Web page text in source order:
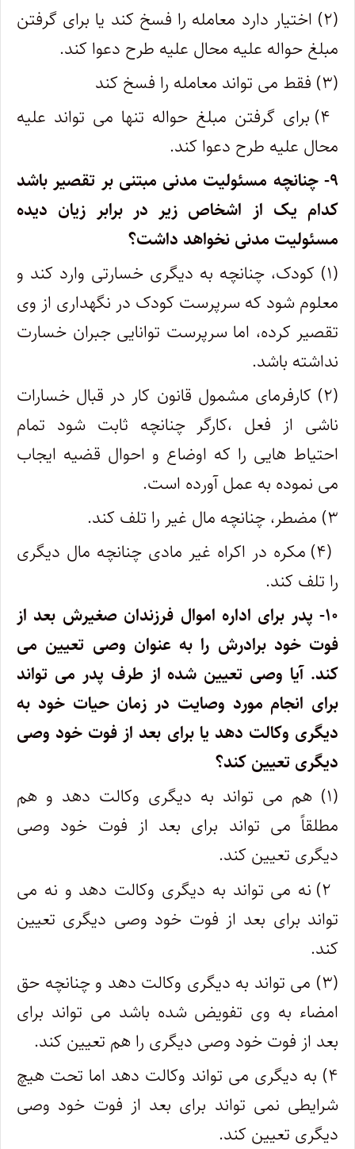
(۲) اختیار دارد معامله را فسخ کند یا برای گرفتن
مبلغ حواله علیه محال علیه طرح دعوا کند.
(۳) فقط می تواند معامله را فسخ کند
۴) برای گرفتن مبلغ حواله تنها می تواند علیه
محال علیه طرح دعوا کند.
۹- چنانچه مسئولیت مدنی مبتنی بر تقصیر باشد
کدام یک از اشخاص زیر در برابر زیان دیده
مسئولیت مدنی نخواهد داشت؟
(۱) کودک، چنانچه به دیگری خسارتی وارد کند و
معلوم شود که سرپرست کودک در نگهداری از وی
تقصیر کرده، اما سرپرست توانایی جبران خسارت
نداشته باشد.
(۲) کارفرمای مشمول قانون کار در قبال خسارات
ناشی از فعل ،کارگر چنانچه ثابت شود تمام
احتیاط هایی را که اوضاع و احوال قضیه ایجاب
می نموده به عمل آورده است.
۳) مضطر، چنانچه مال غیر را تلف کند.
(۴) مکره در اکراه غیر مادی چنانچه مال دیگری
را تلف کند.
۱۰- پدر برای اداره اموال فرزندان صغیرش بعد از
فوت خود برادرش را به عنوان وصی تعیین می
کند. آیا وصی تعیین شده از طرف پدر می تواند
برای انجام مورد وصایت در زمان حیات خود به
دیگری وکالت دهد یا برای بعد از فوت خود وصی
دیگری تعیین کند؟
(۱) هم می تواند به دیگری وکالت دهد و هم
مطلقاً می تواند برای بعد از فوت خود وصی
دیگری تعیین کند.
۲) نه می تواند به دیگری وکالت دهد و نه می
تواند برای بعد از فوت خود وصی دیگری تعیین
کند.
(۳) می تواند به دیگری وکالت دهد و چنانچه حق
امضاء به وی تفویض شده باشد می تواند برای
بعد از فوت خود وصی دیگری را هم تعیین کند.
۴) به دیگری می تواند وکالت دهد اما تحت هیچ
شرایطی نمی تواند برای بعد از فوت خود وصی
دیگری تعیین کند.